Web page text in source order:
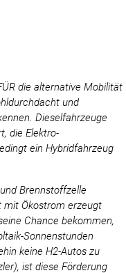
die alternative Mobilität
und
Dieselfahrzeuge
die Elektro-
ein Hybridfahrzeug
Brennstoffzelle
mit Ökostrom erzeugt
Chance bekommen,
Sonnenstunden
keine H2-Autos zu
ist diese Förderung